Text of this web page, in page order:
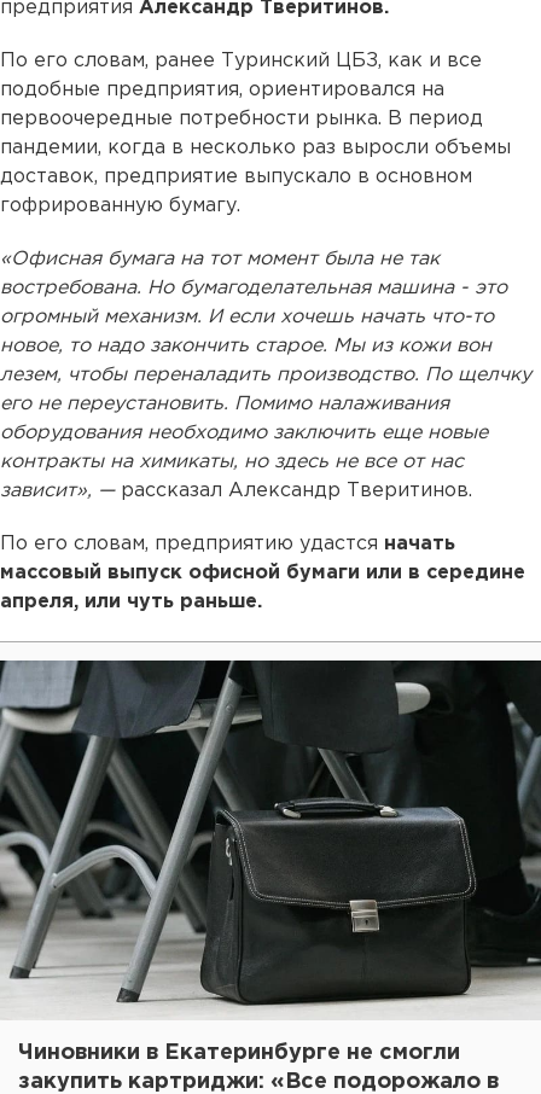
предприятия Александр Тверитинов.
По его словам, ранее Туринский ЦБЗ, как и все
подобные предприятия, ориентировался на
первоочередные потребности рынка. В период
пандемии, когда в несколько раз выросли объемы
доставок, предприятие выпускало в основном
гофрированную бумагу.
«Офисная бумага на тот момент была не так
востребована. Но бумагоделательная машина - это
огромный механизм. И если хочешь начать что-то
новое, то надо закончить старое. Мы из кожи вон
лезем, чтобы переналадить производство. По щелчку
его не переустановить. Помимо налаживания
оборудования необходимо заключить еще новые
контракты на химикаты, но здесь не все от нас
зависит», — рассказал Александр Тверитинов.
По его словам, предприятию удастся начать
массовый выпуск офисной бумаги или в середине
апреля, или чуть раньше.
Чиновники в Екатеринбурге не смогли
закупить картриджи: «Все подорожало в